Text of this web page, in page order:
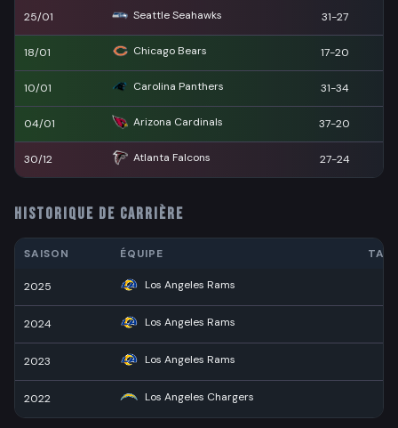
25/01 Seattle Seahawks 31-27
18/01 Chicago Bears 17-20
10/01 Carolina Panthers 31-34
04/01 Arizona Cardinals 37-20
30/12 Atlanta Falcons 27-24
HISTORIQUE DE CARRIÈRE
SAISON ÉQUIPE
2025 Los Angeles Rams
2024 Los Angeles Rams
2023 Los Angeles Rams
2022 Los Angeles Chargers